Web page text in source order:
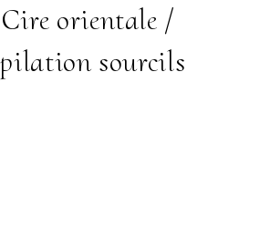
orientale /
sourcils